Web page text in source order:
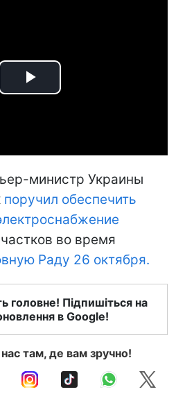
Play
министр Украины
поручил обеспечить
во время
Раду 26 октября.
головне! Підпишіться на
в Google!
там, де вам зручно!